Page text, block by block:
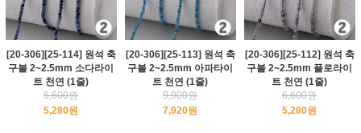
[20-306][25-114] 원석 축
구볼 2~2.5mm 소다라이
트 천연 (1줄)
6,600원
5,280원
[20-306][25-113] 원석 축
구볼 2~2.5mm 아파타이
트 천연 (1줄)
9,900원
7,920원
[20-306][25-112] 원석 축
구볼 2~2.5mm 플로라이
트 천연 (1줄)
6,600원
5,280원